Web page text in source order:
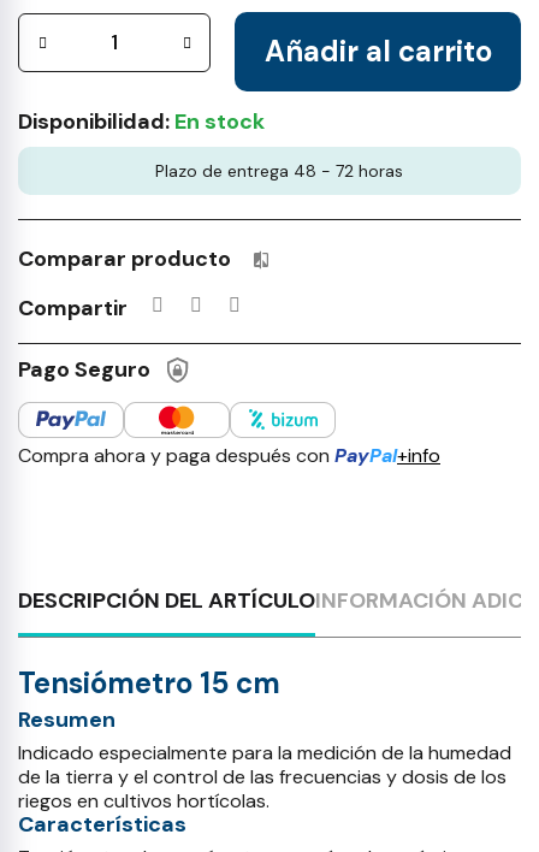
Añadir al carrito
Disponibilidad: En stock
Plazo de entrega 48 - 72 horas
Comparar producto Productos incluidos en tu lista
Compartir
Pago Seguro
Compra ahora y paga después con PayPal+info
DESCRIPCIÓN DEL ARTÍCULOINFORMACIÓN
Tensiómetro 15 cm
Resumen
Indicado especialmente para la medición de la humedad
de la tierra y el control de las frecuencias y dosis de los
riegos en cultivos hortícolas.
Características